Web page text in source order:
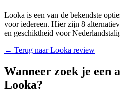
Looka is een van de bekendste
voor iedereen. Hier zijn 8
en geschiktheid voor
← Terug naarLooka review
Wanneer zoek je een
Looka?